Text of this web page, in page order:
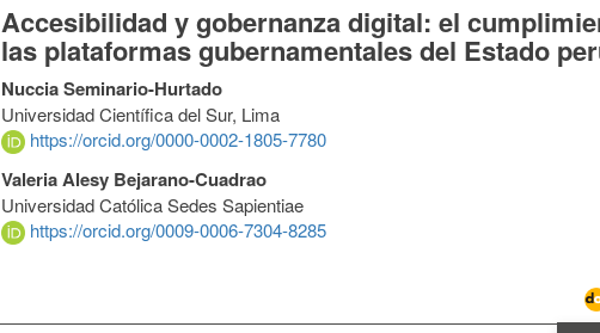
Accesibilidad y gobernanza digital: el
las plataformas gubernamentales del Estado
Nuccia Seminario-Hurtado
Universidad Científica del Sur, Lima
https://orcid.org/0000-0002-1805-7780
Valeria Alesy Bejarano-Cuadrao
Universidad Católica Sedes Sapientiae
https://orcid.org/0009-0006-7304-8285